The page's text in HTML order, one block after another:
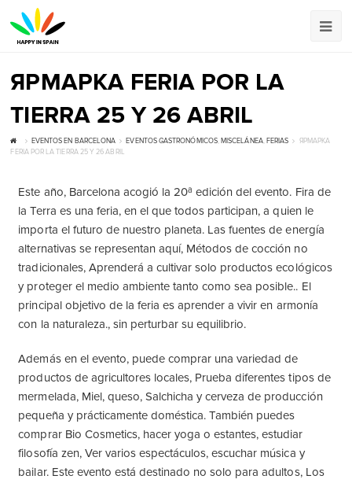
ЯРМАРКА FERIA POR LA
TIERRA 25 Y 26 ABRIL
EVENTOS EN BARCELONA EVENTOS GASTRONÓMICOS, MISCELÁNEA, FERIAS
ЯРМАРКА
FERIA POR LA TIERRA 25 Y 26 ABRIL
Este año, Barcelona acogió la 20ª edición del evento. Fira de
la Terra es una feria, en el que todos participan, a quien le
importa el futuro de nuestro planeta. Las fuentes de energía
alternativas se representan aquí, Métodos de cocción no
tradicionales, Aprenderá a cultivar solo productos ecológicos
y proteger el medio ambiente tanto como sea posible.. El
principal objetivo de la feria es aprender a vivir en armonía
con la naturaleza., sin perturbar su equilibrio.
Además en el evento, puede comprar una variedad de
productos de agricultores locales, Prueba diferentes tipos de
mermelada, Miel, queso, Salchicha y cerveza de producción
pequeña y prácticamente doméstica. También puedes
comprar Bio Cosmetics, hacer yoga o estantes, estudiar
filosofía zen, Ver varios espectáculos, escuchar música y
bailar. Este evento está destinado no solo para adultos, Los